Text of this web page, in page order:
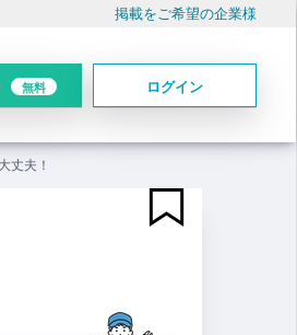
掲載をご希望の企業様
無料 ログイン
丈夫！